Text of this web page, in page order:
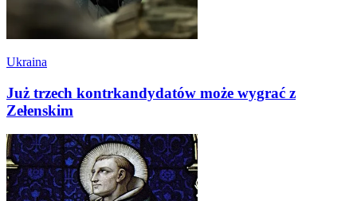
Ukraina
Już trzech kontrkandydatów może wygrać z
Zełenskim